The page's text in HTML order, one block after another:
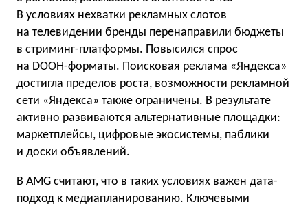
В условиях нехватки рекламных слотов
на телевидении бренды перенаправили бюджеты
в стриминг-платформы. Повысился спрос
на DOOH-форматы. Поисковая реклама «Яндекса»
достигла пределов роста, возможности рекламной
сети «Яндекса» также ограничены. В результате
активно развиваются альтернативные площадки:
маркетплейсы, цифровые экосистемы, паблики
и доски объявлений.
В AMG считают, что в таких условиях важен дата-
подход к медиапланированию. Ключевыми